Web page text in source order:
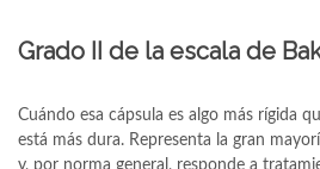
Grado II de la escala de
Cuándo esa cápsula es algo más rígida
está más dura. Representa la gran
y, por norma general, responde a